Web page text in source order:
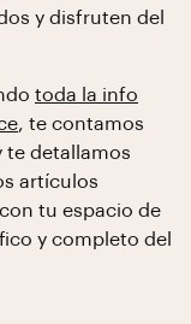
y disfruten del
toda la info
, te contamos
te detallamos
artículos
tu espacio de
y completo del